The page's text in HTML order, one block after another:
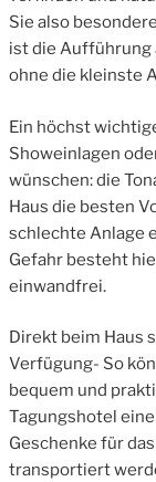
Sie also
ist die Aufführung
ohne die kleinste
Ein höchst
Showeinlagen
wünschen: die
Haus die besten
schlechte Anlage
Gefahr besteht
einwandfrei.
Direkt beim Haus
Verfügung- So
bequem und
Tagungshotel
Geschenke für
transportiert